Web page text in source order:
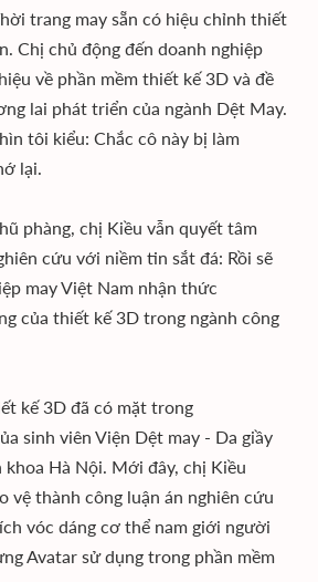
trang may sẵn có hiệu chỉnh thiết
Chị chủ động đến doanh nghiệp
về phần mềm thiết kế 3D và đề
lai phát triển của ngành Dệt May.
tôi kiểu: Chắc cô này bị làm
lại.
phàng, chị Kiều vẫn quyết tâm
cứu với niềm tin sắt đá: Rồi sẽ
may Việt Nam nhận thức
của thiết kế 3D trong ngành công
kế 3D đã có mặt trong
sinh viên Viện Dệt may - Da giầy
khoa Hà Nội. Mới đây, chị Kiều
vệ thành công luận án nghiên cứu
vóc dáng cơ thể nam giới người
Avatar sử dụng trong phần mềm